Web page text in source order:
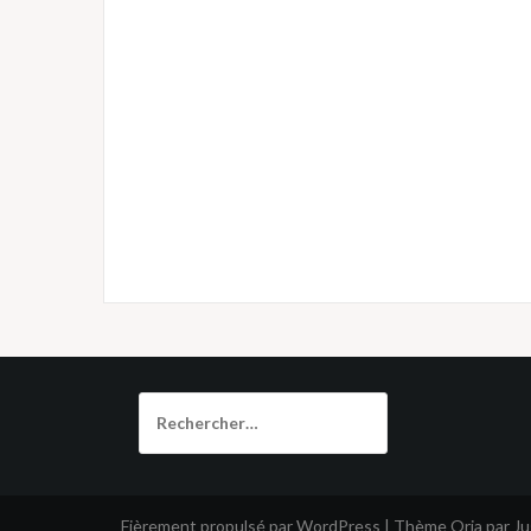
Fièrement propulsé par WordPress | Thème Oria par